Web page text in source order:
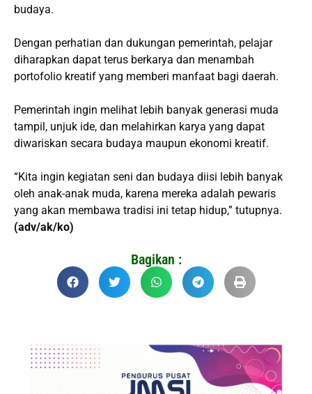
budaya.
Dengan perhatian dan dukungan pemerintah, pelajar
diharapkan dapat terus berkarya dan menambah
portofolio kreatif yang memberi manfaat bagi daerah.
Pemerintah ingin melihat lebih banyak generasi muda
tampil, unjuk ide, dan melahirkan karya yang dapat
diwariskan secara budaya maupun ekonomi kreatif.
“Kita ingin kegiatan seni dan budaya diisi lebih banyak
oleh anak-anak muda, karena mereka adalah pewaris
yang akan membawa tradisi ini tetap hidup,” tutupnya.
(adv/ak/ko)
Bagikan :